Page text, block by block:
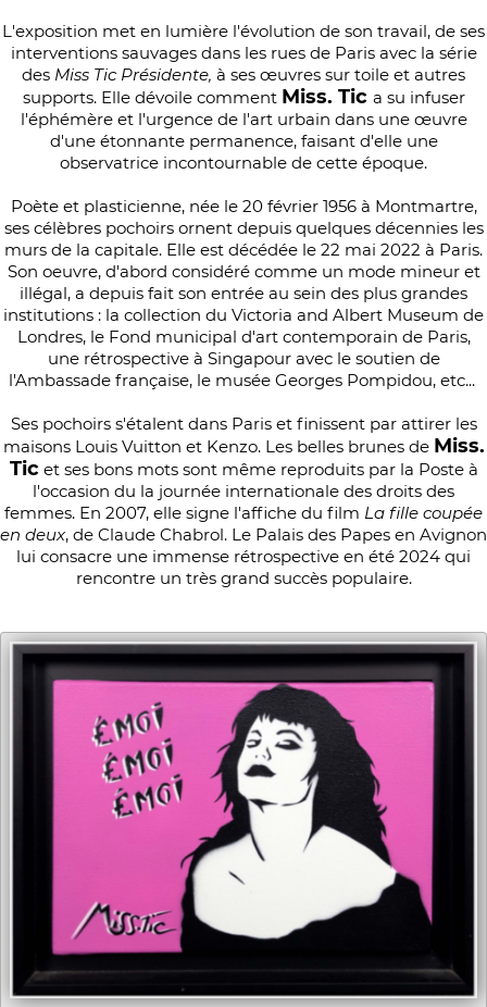
L'exposition met en lumière l'évolution de son travail, de ses
interventions sauvages dans les rues de Paris avec la série
des Miss Tic Présidente, à ses œuvres sur toile et autres
supports. Elle dévoile comment Miss. Tic a su infuser
l'éphémère et l'urgence de l'art urbain dans une œuvre
d'une étonnante permanence, faisant d'elle une
observatrice incontournable de cette époque.
Poète et plasticienne, née le 20 février 1956 à Montmartre,
ses célèbres pochoirs ornent depuis quelques décennies les
murs de la capitale. Elle est décédée le 22 mai 2022 à Paris.
Son oeuvre, d'abord considéré comme un mode mineur et
illégal, a depuis fait son entrée au sein des plus grandes
institutions : la collection du Victoria and Albert Museum de
Londres, le Fond municipal d'art contemporain de Paris,
une rétrospective à Singapour avec le soutien de
l'Ambassade française, le musée Georges Pompidou, etc...
Ses pochoirs s'étalent dans Paris et finissent par attirer les
maisons Louis Vuitton et Kenzo. Les belles brunes de Miss.
Ticet ses bons mots sont même reproduits par la Poste à
l'occasion du la journée internationale des droits des
femmes. En 2007, elle signe l'affiche du film La fille coupée
en deux, de Claude Chabrol. Le Palais des Papes en Avignon
lui consacre une immense rétrospective en été 2024 qui
rencontre un très grand succès populaire.